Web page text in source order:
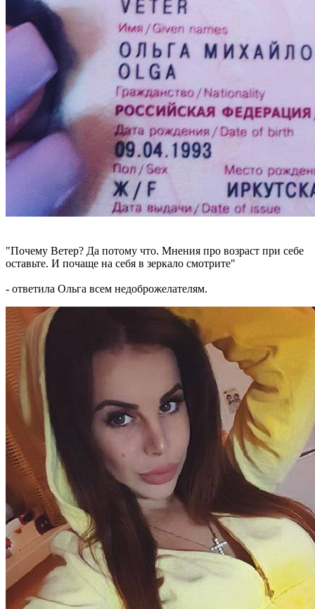
"Почему Ветер? Да потому что. Мнения про возраст при себе
оставьте. И почаще на себя в зеркало смотрите"
- ответила Ольга всем недоброжелателям.